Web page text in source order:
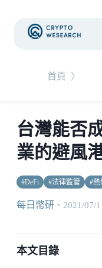
首頁 〉
台灣能否
業的避風
#DeFi #法律監管 #熱
每日幣研 ・ 2021/07/
本文目錄